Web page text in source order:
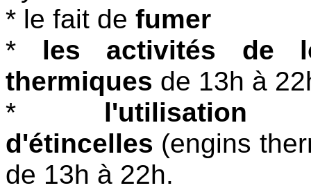
* le fait de fumer
* les activités de
thermiques de 13h à
* l'utilisation
d'étincelles (engins
de 13h à 22h.